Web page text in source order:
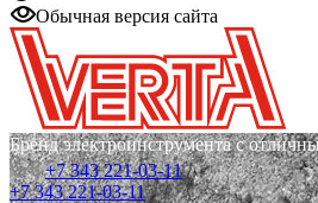
Обычная версия сайта
Бренд электроинструмента с
+7 343 221-03-11
+7 343 221-03-11